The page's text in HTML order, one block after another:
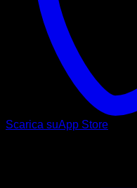
Scarica suApp Store